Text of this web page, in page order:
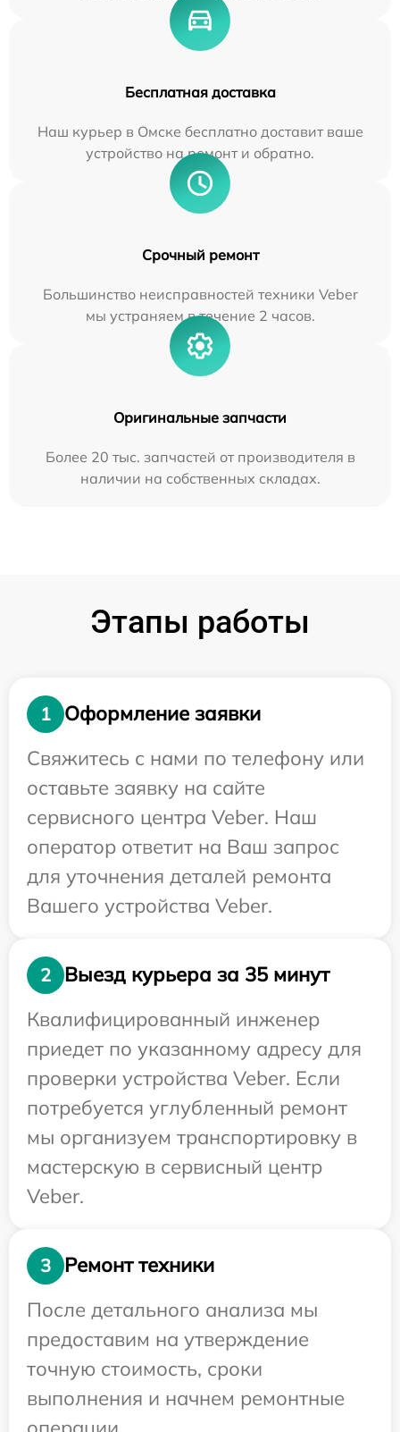
Бесплатная доставка
Наш курьер в Омске бесплатно доставит ваше
устройство на ремонт и обратно.
Срочный ремонт
Большинство неисправностей техники Veber
мы устраняем в течение 2 часов.
Оригинальные запчасти
Более 20 тыс. запчастей от производителя в
наличии на собственных складах.
Этапы работы
1
Оформление заявки
Свяжитесь с нами по телефону или
оставьте заявку на сайте
сервисного центра Veber. Наш
оператор ответит на Ваш запрос
для уточнения деталей ремонта
Вашего устройства Veber.
2
Выезд курьера за 35 минут
Квалифицированный инженер
приедет по указанному адресу для
проверки устройства Veber. Если
потребуется углубленный ремонт
мы организуем транспортировку в
мастерскую в сервисный центр
Veber.
3
Ремонт техники
После детального анализа мы
предоставим на утверждение
точную стоимость, сроки
выполнения и начнем ремонтные